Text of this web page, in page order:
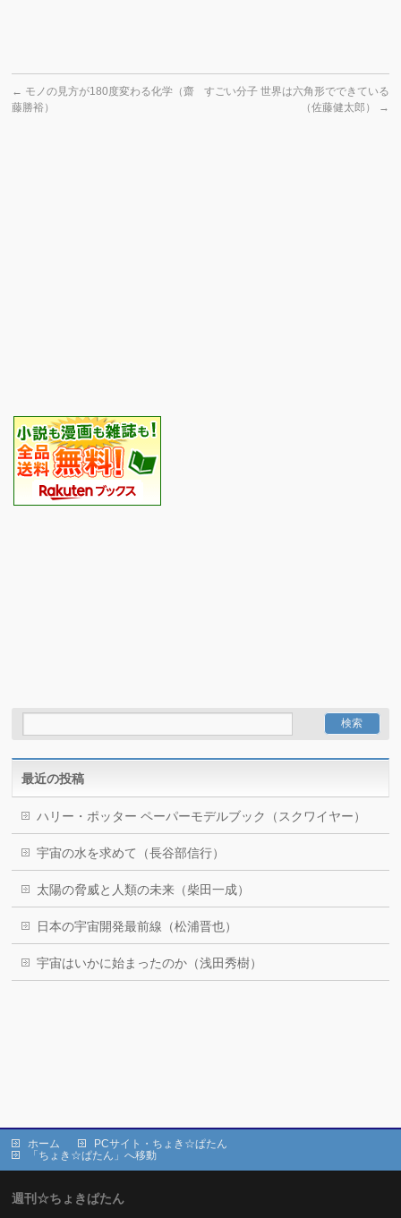
← モノの見方が180度変わる化学（齋
藤勝裕）
すごい分子 世界は六角形でできている
（佐藤健太郎）
→
最近の投稿
ハリー・ポッター ペーパーモデルブック（スクワイヤー）
宇宙の水を求めて（長谷部信行）
太陽の脅威と人類の未来（柴田一成）
日本の宇宙開発最前線（松浦晋也）
宇宙はいかに始まったのか（浅田秀樹）
ホーム
PCサイト・ちょき☆ぱたん
「ちょき☆ぱたん」へ移動
週刊☆ちょきぱたん